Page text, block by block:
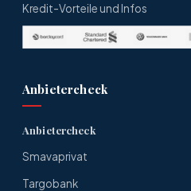
Kredit-Vorteile und Infos
Anbietercheck
Anbietercheck
Smavaprivat
Targobank